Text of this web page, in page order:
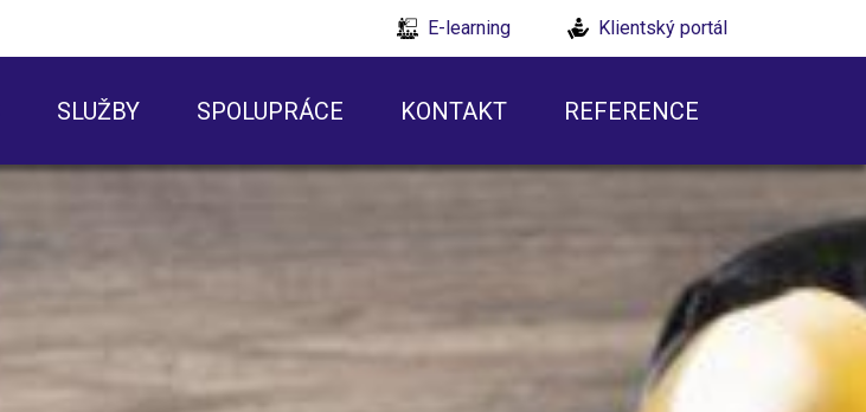
E-learning Klientský portál
SLUŽBY SPOLUPRÁCE KONTAKT REFERENCE